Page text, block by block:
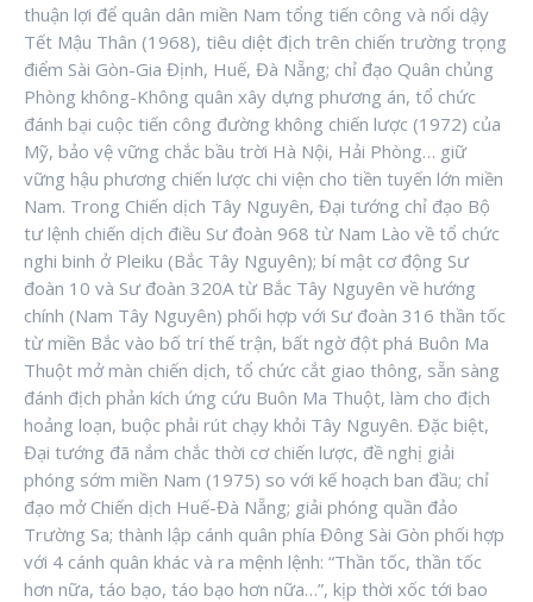
thuận lợi để quân dân miền Nam tổng tiến công và nổi dậy
Tết Mậu Thân (1968), tiêu diệt địch trên chiến trường trọng
điểm Sài Gòn-Gia Định, Huế, Đà Nẵng; chỉ đạo Quân chủng
Phòng không-Không quân xây dựng phương án, tổ chức
đánh bại cuộc tiến công đường không chiến lược (1972) của
Mỹ, bảo vệ vững chắc bầu trời Hà Nội, Hải Phòng… giữ
vững hậu phương chiến lược chi viện cho tiền tuyến lớn miền
Nam. Trong Chiến dịch Tây Nguyên, Đại tướng chỉ đạo Bộ
tư lệnh chiến dịch điều Sư đoàn 968 từ Nam Lào về tổ chức
nghi binh ở Pleiku (Bắc Tây Nguyên); bí mật cơ động Sư
đoàn 10 và Sư đoàn 320A từ Bắc Tây Nguyên về hướng
chính (Nam Tây Nguyên) phối hợp với Sư đoàn 316 thần tốc
từ miền Bắc vào bố trí thế trận, bất ngờ đột phá Buôn Ma
Thuột mở màn chiến dịch, tổ chức cắt giao thông, sẵn sàng
đánh địch phản kích ứng cứu Buôn Ma Thuột, làm cho địch
hoảng loạn, buộc phải rút chạy khỏi Tây Nguyên. Đặc biệt,
Đại tướng đã nắm chắc thời cơ chiến lược, đề nghị giải
phóng sớm miền Nam (1975) so với kế hoạch ban đầu; chỉ
đạo mở Chiến dịch Huế-Đà Nẵng; giải phóng quần đảo
Trường Sa; thành lập cánh quân phía Đông Sài Gòn phối hợp
với 4 cánh quân khác và ra mệnh lệnh: “Thần tốc, thần tốc
hơn nữa, táo bạo, táo bạo hơn nữa…”, kịp thời xốc tới bao